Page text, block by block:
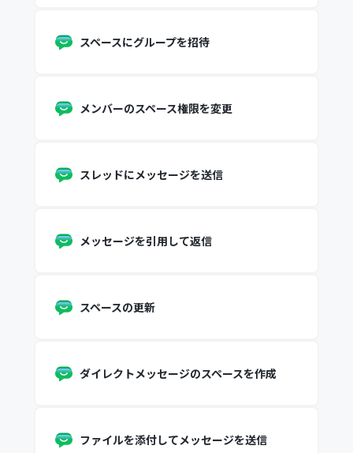
スペースにグループを招待
メンバーのスペース権限を変更
スレッドにメッセージを送信
メッセージを引用して返信
スペースの更新
ダイレクトメッセージのスペースを作成
ファイルを添付してメッセージを送信